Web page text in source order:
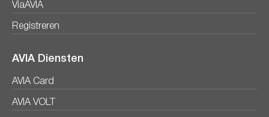
ViaAVIA
Registreren
AVIA Diensten
AVIA Card
AVIA VOLT